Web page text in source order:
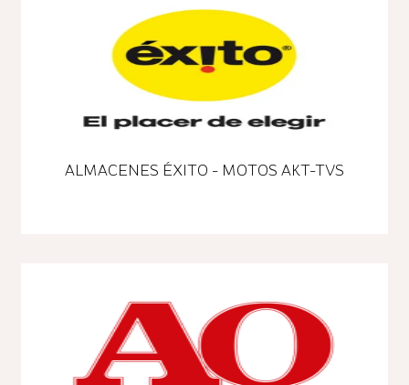
ALMACENES ÉXITO - MOTOS AKT-TVS